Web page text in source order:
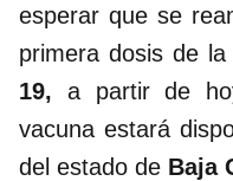
esperar que se
primera dosis de la
19, a partir de
vacuna estará
del estado de Baja